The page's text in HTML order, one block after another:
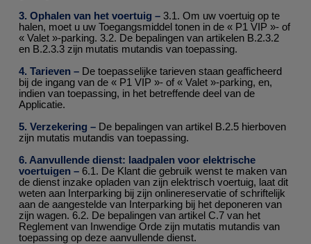
3. Ophalen van het voertuig – 3.1. Om uw voertuig op te
halen, moet u uw Toegangsmiddel tonen in de « P1 VIP »- of
« Valet »-parking. 3.2. De bepalingen van artikelen B.2.3.2
en B.2.3.3 zijn mutatis mutandis van toepassing.
4. Tarieven – De toepasselijke tarieven staan geafficheerd
bij de ingang van de « P1 VIP »- of « Valet »-parking, en,
indien van toepassing, in het betreffende deel van de
Applicatie.
5. Verzekering – De bepalingen van artikel B.2.5 hierboven
zijn mutatis mutandis van toepassing.
6. Aanvullende dienst: laadpalen voor elektrische
voertuigen – 6.1. De Klant die gebruik wenst te maken van
de dienst inzake opladen van zijn elektrisch voertuig, laat dit
weten aan Interparking bij zijn onlinereservatie of schriftelijk
aan de aangestelde van Interparking bij het deponeren van
zijn wagen. 6.2. De bepalingen van artikel C.7 van het
Reglement van Inwendige Orde zijn mutatis mutandis van
toepassing op deze aanvullende dienst.